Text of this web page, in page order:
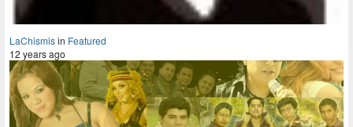
LaChismisin Featured
12 years ago